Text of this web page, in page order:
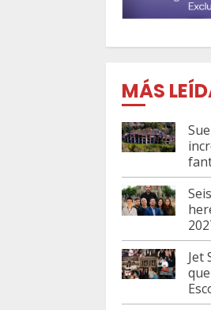
MÁS
Jet